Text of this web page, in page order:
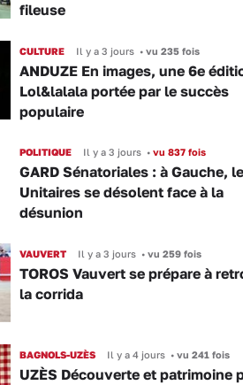
fileuse
CULTURE Il y a 3 jours •vu 235 fois
ANDUZE En images, une 6e
Lol&lalala portée par le succès
populaire
POLITIQUE Il y a 3 jours •vu 837 fois
GARD Sénatoriales : à Gauche,
Unitaires se désolent face à la
désunion
VAUVERT Il y a 3 jours •vu 259 fois
TOROS Vauvert se prépare à
la corrida
BAGNOLS-UZÈS Il y a 4 jours •vu 241 fois
UZÈS Découverte et patrimoine